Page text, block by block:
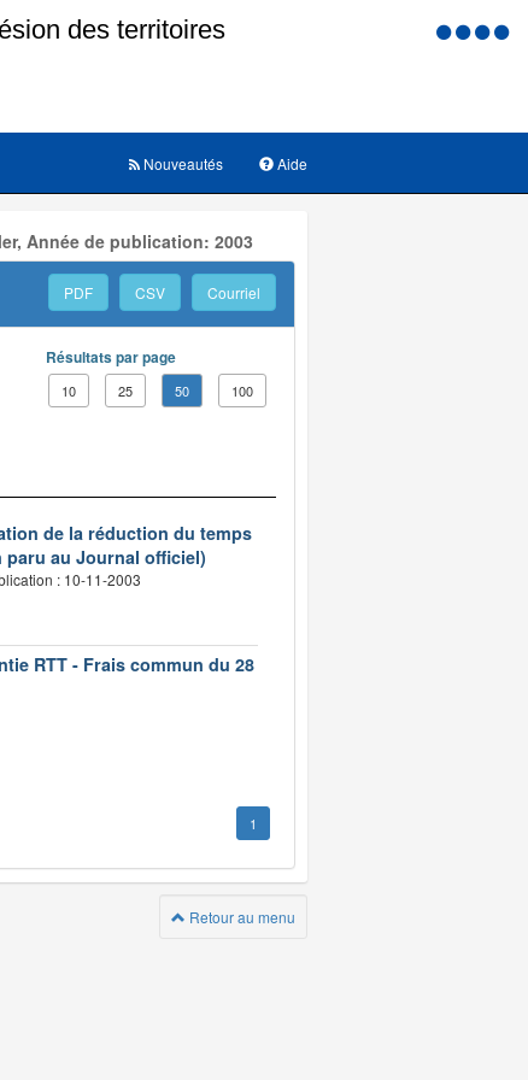
Menu
Aide
Nouveautés
Année de publication: 2003
PDF CSV Courriel
Résultats par page
10 25 50 100
de la réduction du temps
paru au Journal officiel)
: 10-11-2003
RTT - Frais commun du 28
1
Retour au menu